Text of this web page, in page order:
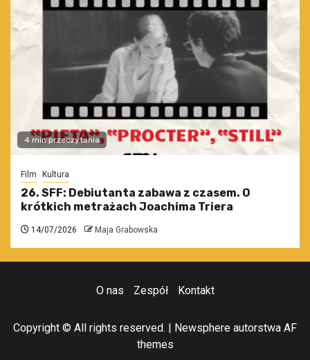
4 min przeczytania
Film Kultura
26. SFF: Debiutanta zabawa z czasem. O
krótkich metrażach Joachima Triera
14/07/2026 Maja Grabowska
O nas Zespół Kontakt
Copyright © All rights reserved. | Newsphere autorstwa AF
themes